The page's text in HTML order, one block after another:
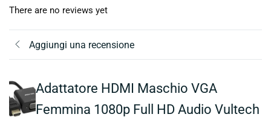
There are no reviews yet
Aggiungi una recensione
Adattatore HDMI Maschio VGA
Femmina 1080p Full HD Audio Vultech